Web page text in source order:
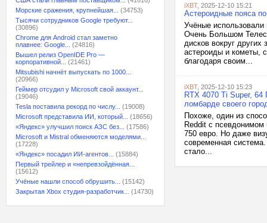
Морские сражения, крупнейшая...
(34753)
Тысячи сотрудников Google требуют...
(30896)
Chrome для Android стал заметно
плавнее: Google...
(24816)
Вышел релиз OpenIDE Pro —
корпоративной...
(21461)
Mitsubishi начнёт выпускать по 1000...
(20966)
Геймер отсудил у Microsoft свой аккаунт...
(19046)
Tesla поставила рекорд по числу...
(19008)
Microsoft представила ИИ, который...
(18656)
«Яндекс» улучшил поиск АЗС без...
(17586)
Microsoft и Mistral обменяются моделями...
(17228)
«Яндекс» посадил ИИ-агентов...
(15884)
Первый трейлер и «непревзойдённая...
(15612)
Учёные нашли способ обрушить...
(15142)
Закрытая Xbox студия-разработчик...
(14730)
iXBT, 2025-12-10 15:21
Астероидные пояса
Учёные
Очень Большом
дисков вокруг
астероиды и кометы,
благодаря своим...
iXBT, 2025-12-10 15:23
RTX 4070 Ti Super, 64
ломбарде своего
Похоже, один из
Reddit с
750 евро. Но даже
современная
стало...